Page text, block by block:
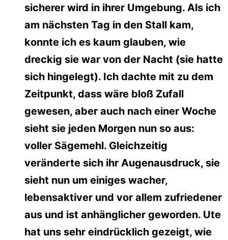
sicherer wird in ihrer Umgebung. Als ich
am nächsten Tag in den Stall kam,
konnte ich es kaum glauben, wie
dreckig sie war von der Nacht (sie hatte
sich hingelegt). Ich dachte mit zu dem
Zeitpunkt, dass wäre bloß Zufall
gewesen, aber auch nach einer Woche
sieht sie jeden Morgen nun so aus:
voller Sägemehl. Gleichzeitig
veränderte sich ihr Augenausdruck, sie
sieht nun um einiges wacher,
lebensaktiver und vor allem zufriedener
aus und ist anhänglicher geworden. Ute
hat uns sehr eindrücklich gezeigt, wie